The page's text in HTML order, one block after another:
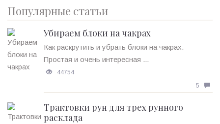
Популярные статьи
Убираем блоки на чакрах
Как раскрутить и убрать блоки на чакрах.
Простая и очень интересная ...
44754
5
Трактовки рун для трех рунного
расклада